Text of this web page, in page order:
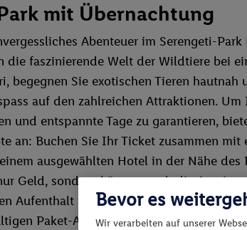
mit Übernachtung
Abenteuer im Serengeti-Park
die faszinierende Welt der Wildtiere bei
begegnen Sie exotischen Tieren hautnah
auf den zahlreichen Attraktionen. Um
und entspannte Tage zu garantieren,
an: Buchen Sie Ihr Ticket zusammen mit
ausgewählten Hotel in der Nähe des
Geld, sondern können auch die Anreise
Aufenthalt in vollen Zügen geniessen.
Paket-Angebote für Familien, Paare
Bevor es
Wir verarbeiten auf unserer